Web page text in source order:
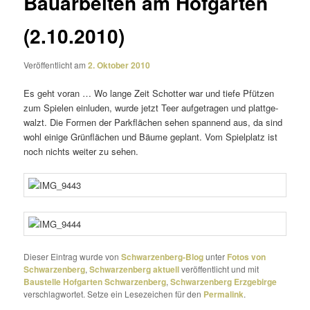
(2.10.2010)
Veröffentlicht am2. Oktober 2010
Es geht voran … Wo lange Zeit Schotter war und tiefe Pfützen
zum Spielen einluden, wurde jetzt Teer aufge­tragen und platt­ge­
walzt. Die Formen der Parkflächen sehen span­nend aus, da sind
wohl einige Grünflächen und Bäume geplant. Vom Spielplatz ist
noch nichts weiter zu sehen.
Dieser Eintrag wurde vonSchwarzenberg-Blogunter Fotos von
Schwarzenberg,Schwarzenberg aktuellveröffentlicht und mit
Baustelle Hofgarten Schwarzenberg,Schwarzenberg Erzgebirge
verschlagwortet. Setze ein Lesezeichen für den Permalink.